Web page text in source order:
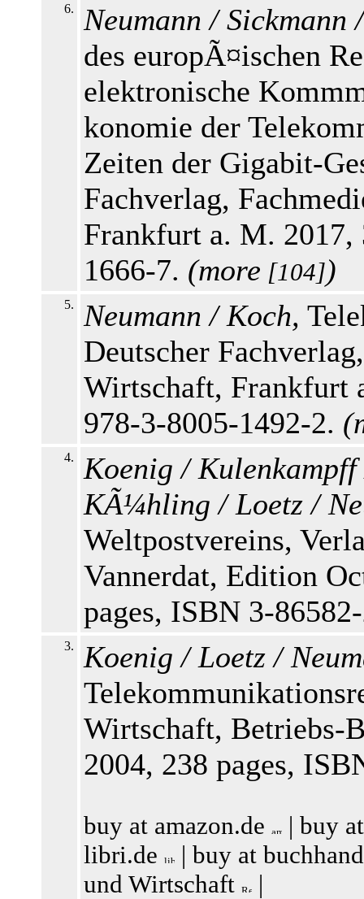
6.
Neumann / Sickmann
des europÃ¤ischen
elektronische
konomie der
Zeiten der Gigabit-
Fachverlag,
Frankfurt a. M. 2017,
1666-7. (more [104])
5. Neumann / Koch,
Deutscher
Wirtschaft, Frankfurt
978-3-8005-1492-2. (
4.
Koenig /
KÃ¼hling / Loetz /
Weltpostvereins,
Vannerdat, Edition
pages, ISBN 3-
3.
Koenig / Loetz /
Wirtschaft, Betriebs-
2004, 238 pages,
buy at amazon.de | buy
libri.de
| buy at
und Wirtschaft
|